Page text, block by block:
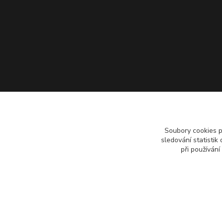
Soubory cookies
sledování statistik
při